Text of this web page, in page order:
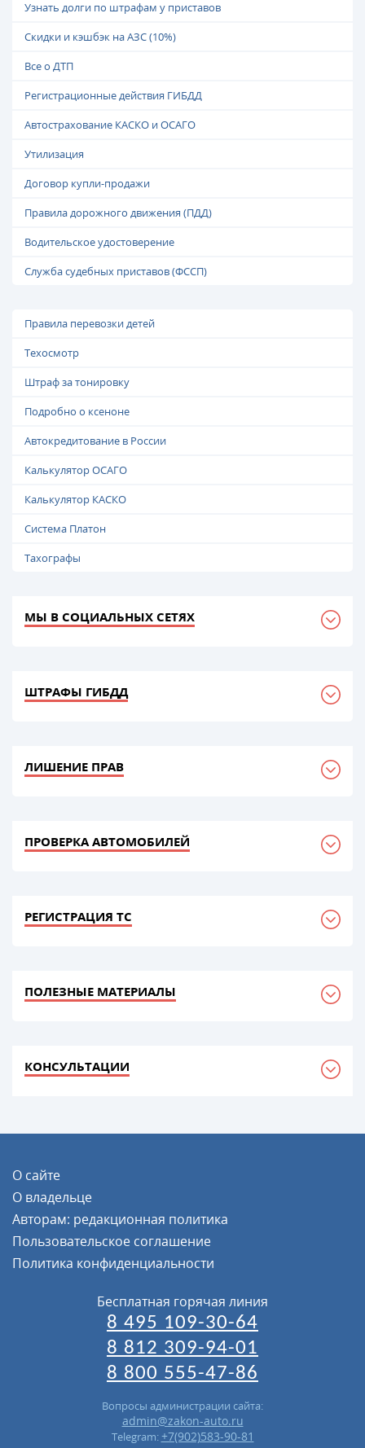
Узнать долги по штрафам у приставов
Скидки и кэшбэк на АЗС (10%)
Все о ДТП
Регистрационные действия ГИБДД
Автострахование КАСКО и ОСАГО
Утилизация
Договор купли-продажи
Правила дорожного движения (ПДД)
Водительское удостоверение
Служба судебных приставов (ФССП)
Правила перевозки детей
Техосмотр
Штраф за тонировку
Подробно о ксеноне
Автокредитование в России
Калькулятор ОСАГО
Калькулятор КАСКО
Система Платон
Тахографы
МЫ В СОЦИАЛЬНЫХ СЕТЯХ
ШТРАФЫ ГИБДД
ЛИШЕНИЕ ПРАВ
ПРОВЕРКА АВТОМОБИЛЕЙ
РЕГИСТРАЦИЯ ТС
ПОЛЕЗНЫЕ МАТЕРИАЛЫ
КОНСУЛЬТАЦИИ
О сайте
О владельце
Авторам: редакционная политика
Пользовательское соглашение
Политика конфиденциальности
Бесплатная горячая линия
8 495 109-30-64
8 812 309-94-01
8 800 555-47-86
Вопросы администрации сайта:
admin@zakon-auto.ru
Telegram:+7(902)583-90-81